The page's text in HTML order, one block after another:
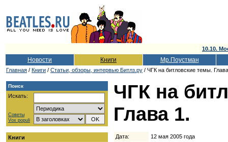
10.10.
Новости Книги Мр.Поустман
Главная / Книги / Cтатьи, обзоры, интервью Битлз.ру / ЧГК на битловские темы.
Поиск
Искать:
Советы
Vox populi
Книги
ЧГК на
Глава 1.
Дата:
12 мая 2005 года